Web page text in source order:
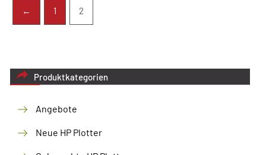
← 1 2
Produktkategorien
Angebote
Neue HP Plotter